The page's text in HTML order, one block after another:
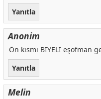
Yanıtla
Anonim
Ön kısmı BİYELI eşofman
Yanıtla
Melin